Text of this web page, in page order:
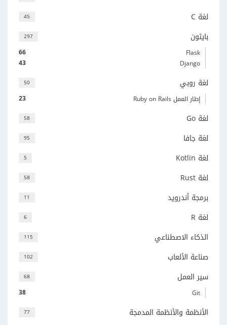
45 لغة C
297 بايثون
66
Flask
43
Django
50 لغة روبي
23 إطار العمل Ruby on Rails
58 لغة Go
95 لغة جافا
5 لغة Kotlin
58 لغة Rust
11 برمجة أندرويد
6 لغة R
115 الذكاء الاصطناعي
102 صناعة الألعاب
68 سير العمل
38 Git
77
الأنظمة والأنظمة المدمجة